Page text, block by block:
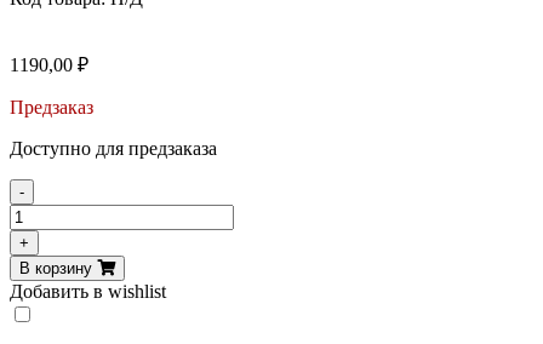
1190,00 ₽
Предзаказ
Доступно для предзаказа
-
Количество
товара
Maxler
Daily
Max
Men
+
В корзину
Добавить в wishlist